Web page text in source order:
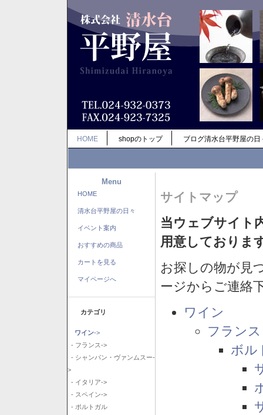
HOME shopのトップ ブログ清水台平野屋の日
Menu
HOME
清水台平野屋の日々
イベント案内
おすすめの商品
カートを見る
マイページへ
カテゴリ
ワイン->
- フランス->
- シャンパン・ヴァンムスー-
>
- イタリア->
- スペイン->
- ポルトガル
サイトマップ
当ウェブサイト
用意しておりま
お探しの物が見
ージからご連絡
ワイン
フランス
ボル